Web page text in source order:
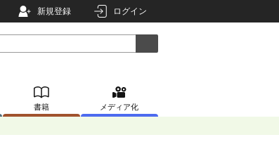
新規登録 ログイン
書籍 メディア化